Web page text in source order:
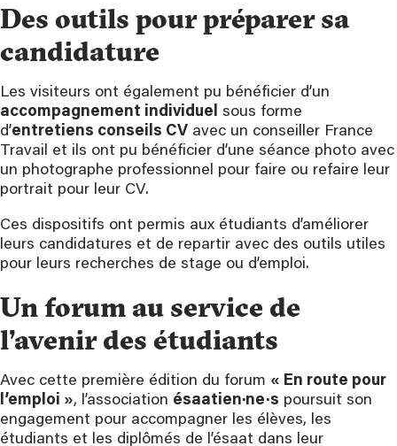
Des outils pour préparer sa
candidature
Les visiteurs ont également pu bénéficier d’un
accompagnement individuel sous forme
d’entretiens conseils CV avec un conseiller France
Travail et ils ont pu bénéficier d’une séance photo avec
un photographe professionnel pour faire ou refaire leur
portrait pour leur CV.
Ces dispositifs ont permis aux étudiants d’améliorer
leurs candidatures et de repartir avec des outils utiles
pour leurs recherches de stage ou d’emploi.
Un forum au service de
l’avenir des étudiants
Avec cette première édition du forum « En route pour
l’emploi », l’association ésaatien·ne·s poursuit son
engagement pour accompagner les élèves, les
étudiants et les diplômés de l’ésaat dans leur